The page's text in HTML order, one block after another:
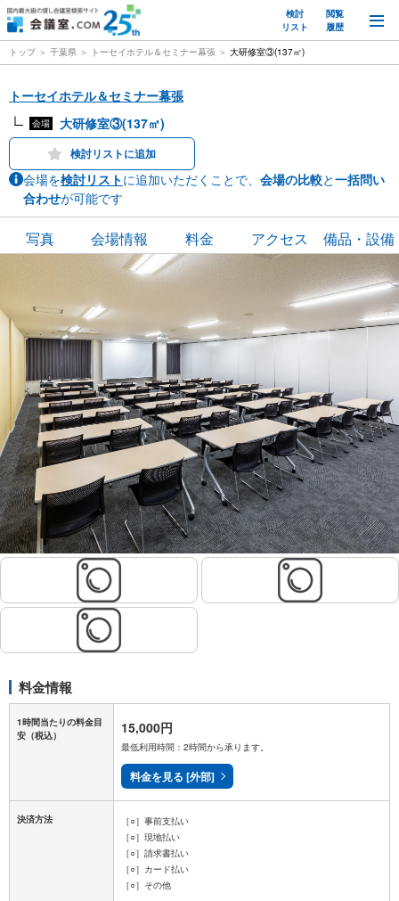
検討
リスト
閲覧
履歴
トップ 千葉県 トーセイホテル＆セミナー幕張 大研修室③(137㎡)
トーセイホテル＆セミナー幕張
会場 大研修室③(137㎡)
検討リストに追加
会場を検討リストに追加いただくことで、 会場の比較と一括問い
合わせが可能です
写真 会場情報 料金 アクセス 備品・設備
料金情報
1時間当たりの料金目
安 （税込） 15,000円
最低利用時間：2時間から承ります。
料金を見る [外部]
決済方法
［○］事前支払い
［○］現地払い
［○］請求書払い
［○］カード払い
［○］その他